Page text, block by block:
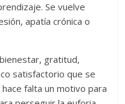
Se vuelve
apatía crónica o
gratitud,
satisfactorio que se
falta un motivo para